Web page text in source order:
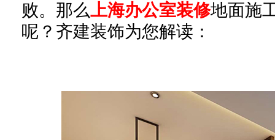
败。那么上海办公室装修地面施
呢？齐建装饰为您解读：